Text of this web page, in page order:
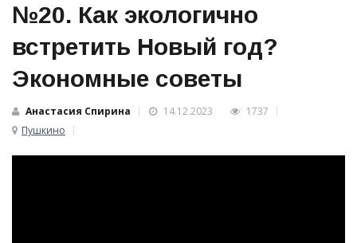
№20. Как экологично
встретить Новый год?
Экономные советы
Анастасия Спирина 14.12.2023
1737
Пушкино